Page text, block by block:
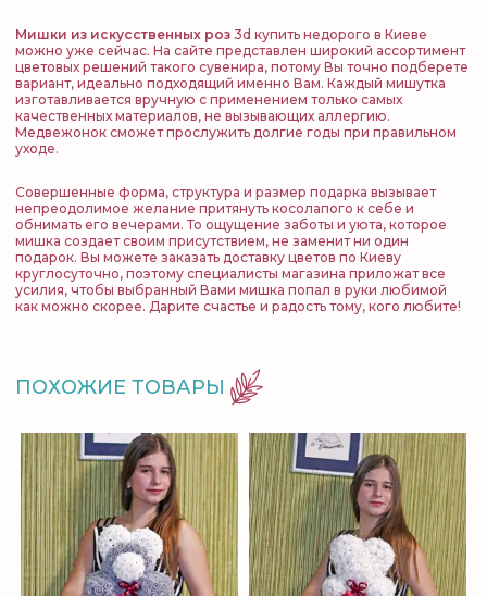
Мишки из искусственных роз 3d купить недорого в Киеве
можно уже сейчас. На сайте представлен широкий ассортимент
цветовых решений такого сувенира, потому Вы точно подберете
вариант, идеально подходящий именно Вам. Каждый мишутка
изготавливается вручную с применением только самых
качественных материалов, не вызывающих аллергию.
Медвежонок сможет прослужить долгие годы при правильном
уходе.
Совершенные форма, структура и размер подарка вызывает
непреодолимое желание притянуть косолапого к себе и
обнимать его вечерами. То ощущение заботы и уюта, которое
мишка создает своим присутствием, не заменит ни один
подарок. Вы можете заказать доставку цветов по Киеву
круглосуточно, поэтому специалисты магазина приложат все
усилия, чтобы выбранный Вами мишка попал в руки любимой
как можно скорее. Дарите счастье и радость тому, кого любите!
ПОХОЖИЕ ТОВАРЫ